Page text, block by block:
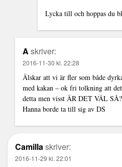
Lycka till och hoppas du
A skriver:
2016-11-30 kl. 22:28
Älskar att vi är fler som både
med kakan – ok fri tolkning att
detta men visst ÄR DET VÄL
Hanna borde ta till sig av DS
Camillaskriver:
2016-11-29 kl. 22:01